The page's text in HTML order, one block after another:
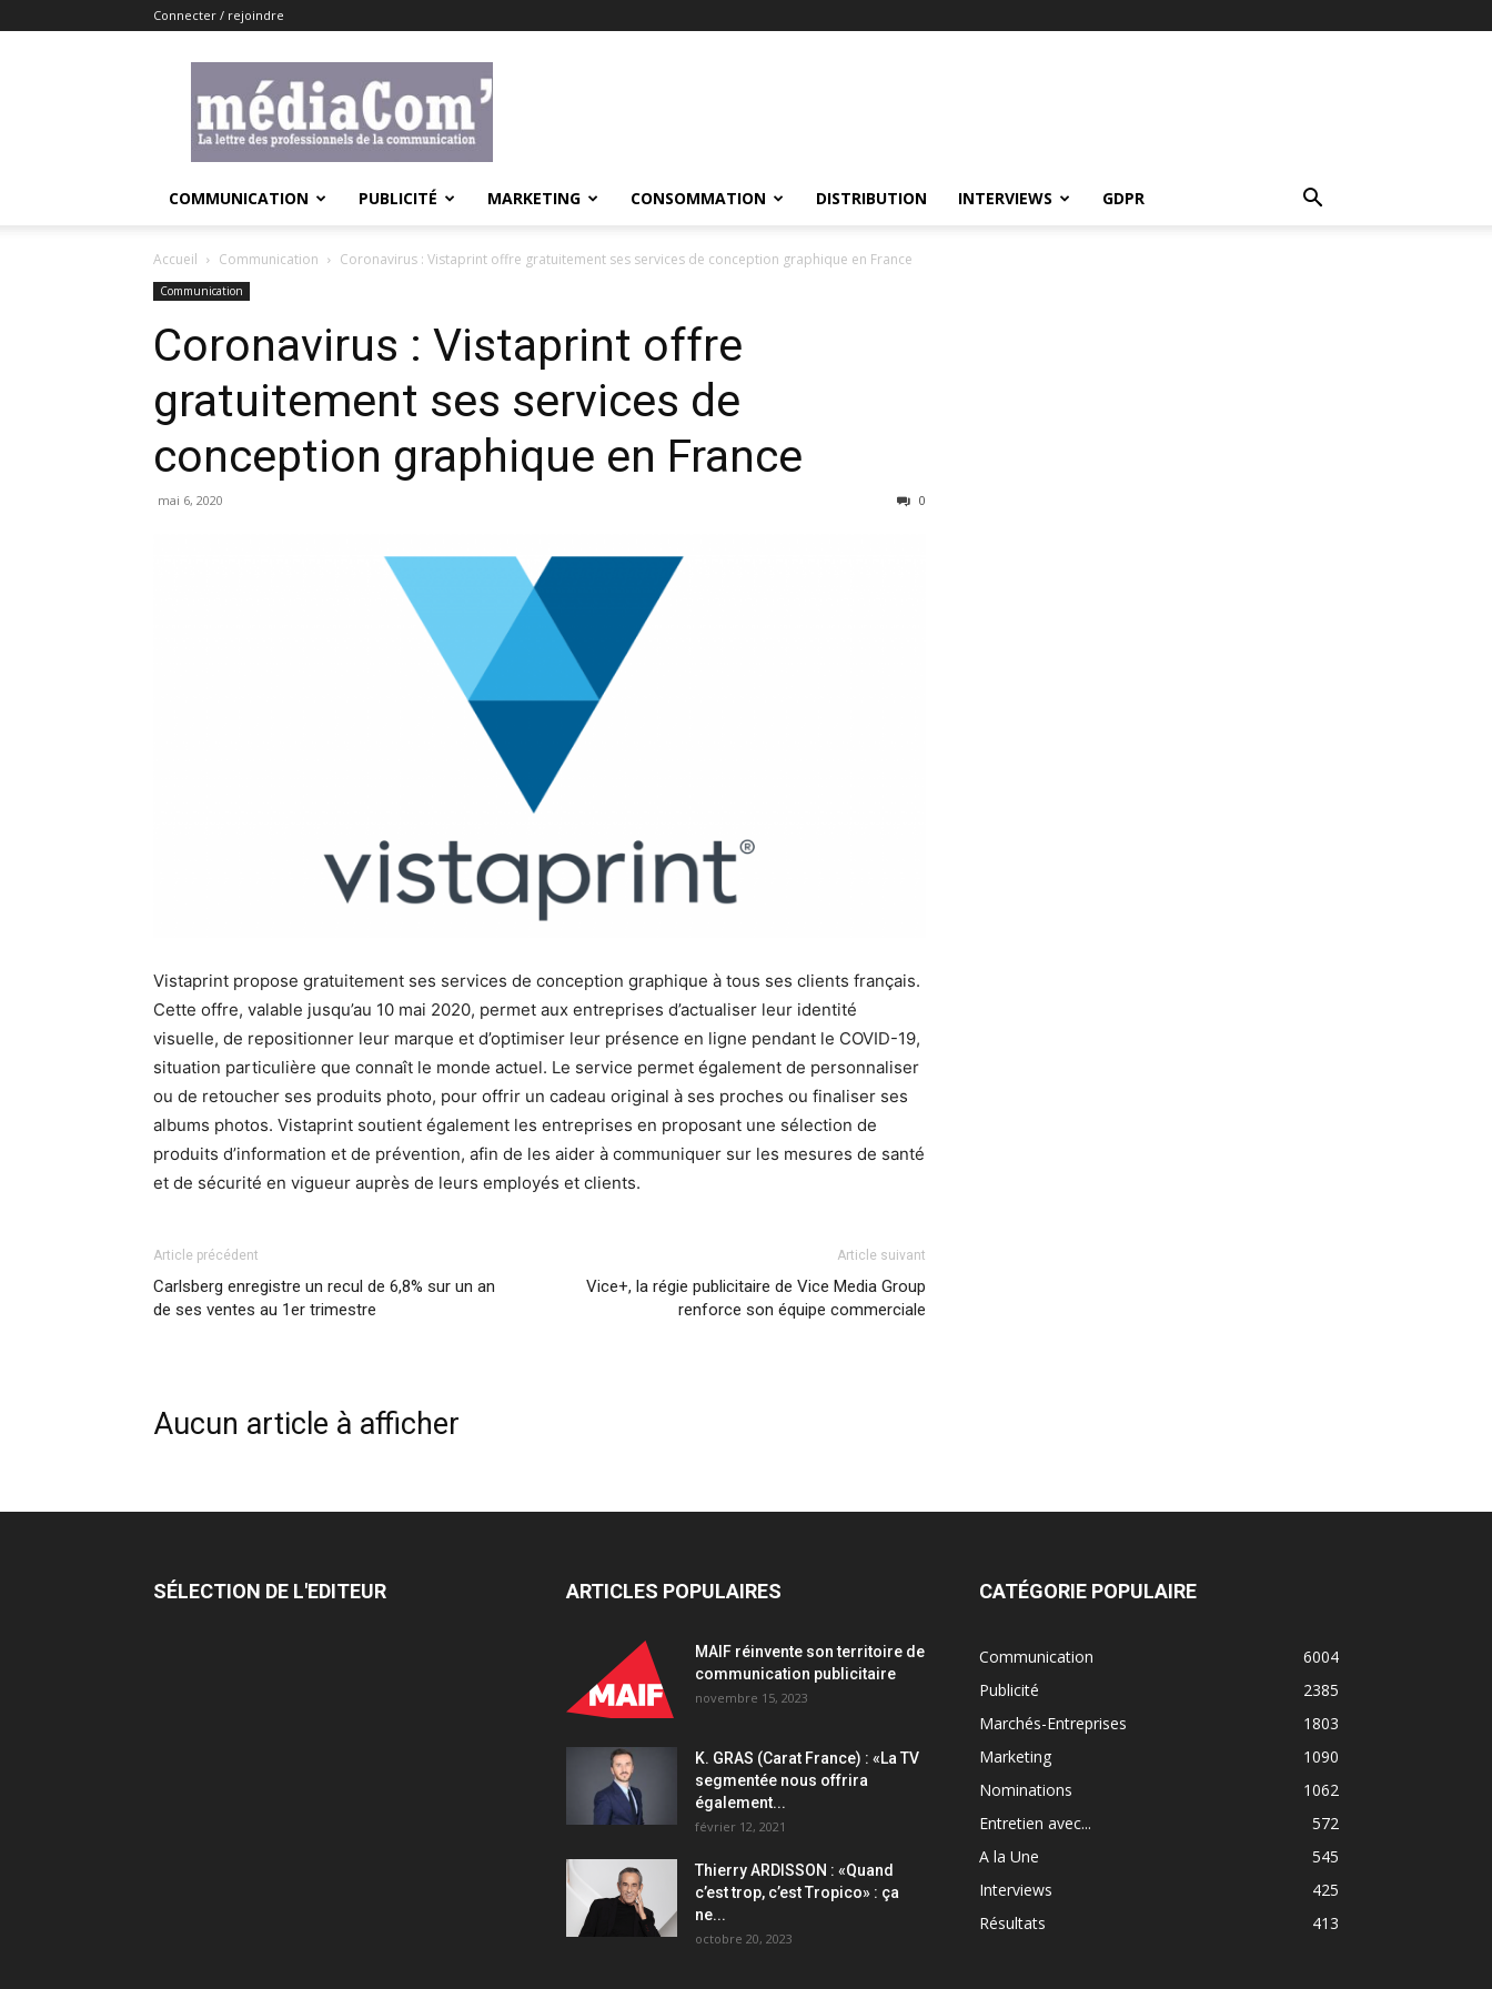
Connecter / rejoindre
COMMUNICATION PUBLICITÉ MARKETING CONSOMMATION DISTRIBUTION INTERVIEWS GDPR
Accueil Communication Coronavirus : Vistaprint offre gratuitement ses services de conception graphique en France
Communication
Coronavirus : Vistaprint offre
gratuitement ses services de
conception graphique en France
mai 6, 2020 0
Vistaprint propose gratuitement ses services de conception graphique à tous ses clients français.
Cette offre, valable jusqu’au 10 mai 2020, permet aux entreprises d’actualiser leur identité
visuelle, de repositionner leur marque et d’optimiser leur présence en ligne pendant le COVID-19,
situation particulière que connaît le monde actuel. Le service permet également de personnaliser
ou de retoucher ses produits photo, pour offrir un cadeau original à ses proches ou finaliser ses
albums photos. Vistaprint soutient également les entreprises en proposant une sélection de
produits d’information et de prévention, afin de les aider à communiquer sur les mesures de santé
et de sécurité en vigueur auprès de leurs employés et clients.
Article précédent
Carlsberg enregistre un recul de 6,8% sur un an
de ses ventes au 1er trimestre
Article suivant
Vice+, la régie publicitaire de Vice Media Group
renforce son équipe commerciale
Aucun article à afficher
SÉLECTION DE L'EDITEUR ARTICLES POPULAIRES
MAIF réinvente son territoire de
communication publicitaire
novembre 15, 2023
K. GRAS (Carat France) : «La TV
segmentée nous offrira
également...
février 12, 2021
Thierry ARDISSON : «Quand
c’est trop, c’est Tropico» : ça
ne...
octobre 20, 2023
CATÉGORIE POPULAIRE
Communication
6004
Publicité
2385
Marchés-Entreprises
1803
Marketing
1090
Nominations
1062
Entretien avec...
572
A la Une
545
Interviews
425
Résultats
413